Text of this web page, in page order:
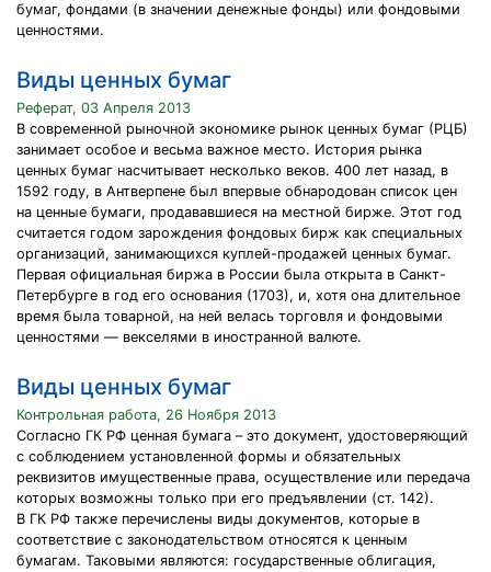
бумаг, фондами (в значении денежные фонды) или фондовыми
ценностями.
Виды ценных бумаг
Реферат, 03 Апреля 2013
В современной рыночной экономике рынок ценных бумаг (РЦБ)
занимает особое и весьма важное место. История рынка
ценных бумаг насчитывает несколько веков. 400 лет назад, в
1592 году, в Антверпене был впервые обнародован список цен
на ценные бумаги, продававшиеся на местной бирже. Этот год
считается годом зарождения фондовых бирж как специальных
организаций, занимающихся куплей-продажей ценных бумаг.
Первая официальная биржа в России была открыта в Санкт-
Петербурге в год его основания (1703), и, хотя она длительное
время была товарной, на ней велась торговля и фондовыми
ценностями — векселями в иностранной валюте.
Виды ценных бумаг
Контрольная работа, 26 Ноября 2013
Согласно ГК РФ ценная бумага – это документ, удостоверяющий
с соблюдением установленной формы и обязательных
реквизитов имущественные права, осуществление или передача
которых возможны только при его предъявлении (ст. 142).
В ГК РФ также перечислены виды документов, которые в
соответствие с законодательством относятся к ценным
бумагам. Таковыми являются: государственные облигация,